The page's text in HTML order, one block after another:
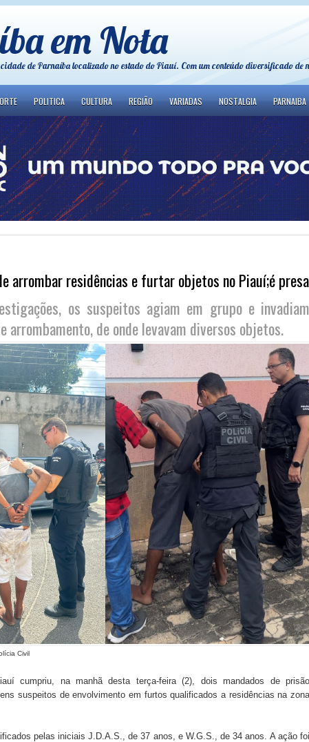
em Nota
de Parnaíba localizado no estado do Piauí. Com um conteúdo diversificado de
POLITICA CULTURA REGIÃO VARIADAS NOSTALGIA PARNAIBA
arrombar residências e furtar objetos no Piauí;é presa
os suspeitos agiam em grupo e invadiam
arrombamento, de onde levavam diversos objetos.
Civil
cumpriu, na manhã desta terça-feira (2), dois mandados de prisão
suspeitos de envolvimento em furtos qualificados a residências na zona
pelas iniciais J.D.A.S., de 37 anos, e W.G.S., de 34 anos. A ação foi